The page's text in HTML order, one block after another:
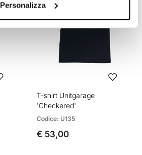
Personalizza
T-shirt Unitgarage
'Checkered'
Codice: U135
€ 53,00